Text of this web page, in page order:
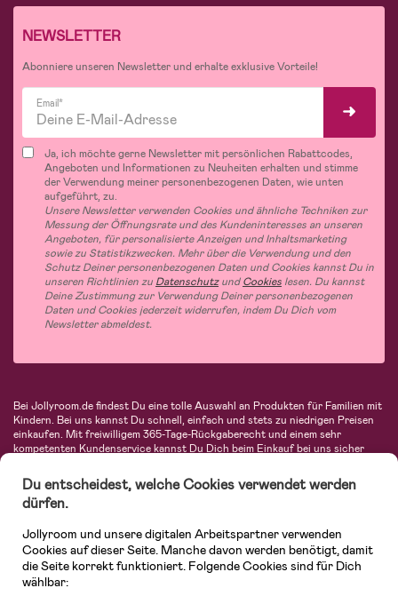
NEWSLETTER
Abonniere unseren Newsletter und erhalte exklusive Vorteile!
Email*
Ja, ich möchte gerne Newsletter mit persönlichen Rabattcodes,
Angeboten und Informationen zu Neuheiten erhalten und stimme
der Verwendung meiner personenbezogenen Daten, wie unten
aufgeführt, zu.
Unsere Newsletter verwenden Cookies und ähnliche Techniken zur
Messung der Öffnungsrate und des Kundeninteresses an unseren
Angeboten, für personalisierte Anzeigen und Inhaltsmarketing
sowie zu Statistikzwecken. Mehr über die Verwendung und den
Schutz Deiner personenbezogenen Daten und Cookies kannst Du in
unseren Richtlinien zu DatenschutzundCookies lesen. Du kannst
Deine Zustimmung zur Verwendung Deiner personenbezogenen
Daten und Cookies jederzeit widerrufen, indem Du Dich vom
Newsletter abmeldest.
Bei Jollyroom.de findest Du eine tolle Auswahl an Produkten für Familien mit
Kindern. Bei uns kannst Du schnell, einfach und stets zu niedrigen Preisen
einkaufen. Mit freiwilligem 365-Tage-Rückgaberecht und einem sehr
kompetenten Kundenservice kannst Du Dich beim Einkauf bei uns sicher
Autositze, Kinder- und Babymode, Produkte für Mütter und eine Menge
fantastischer Einrichtungsgegenstände, Spielsachen, Babyprodukte und
vieles mehr. Wir haben Produkte von bekannten Herstellern wie Britax, Maxi-
Avent, Jack Wolfskin, Cybex, LEGO und vielen mehr. Schau Dich um in
unserer vielfältigen Online-Boutique für Kinder & Babys. Willkommen!
Du entscheidest, welche Cookies verwendet werden
dürfen.
Jollyroom und unsere digitalen Arbeitspartner verwenden
Cookies auf dieser Seite. Manche davon werden benötigt, damit
die Seite korrekt funktioniert. Folgende Cookies sind für Dich
wählbar: